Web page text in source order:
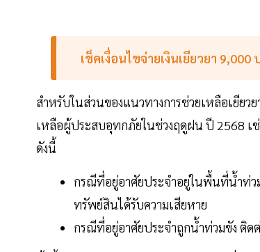
เช็คเงื่อนไขจ่ายเงินเยียวยา 9,000
สำหรับในส่วนของแนวทางการช่วยเหลือเยีย
เหลือผู้ประสบอุทกภัยในช่วงฤดูฝน ปี 2568 เ
ดังนี้
กรณีที่อยู่อาศัยประจำอยู่ในพื้นที่น้ำท่
ทรัพย์สินได้รับความเสียหาย
กรณีที่อยู่อาศัยประจำถูกน้ำท่วมขัง ติด